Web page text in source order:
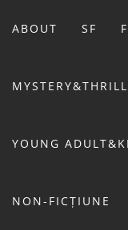
ABOUT SF
YOUNG
NON-FICȚIUNE